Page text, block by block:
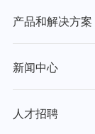
产品和解决方案
新闻中心
人才招聘